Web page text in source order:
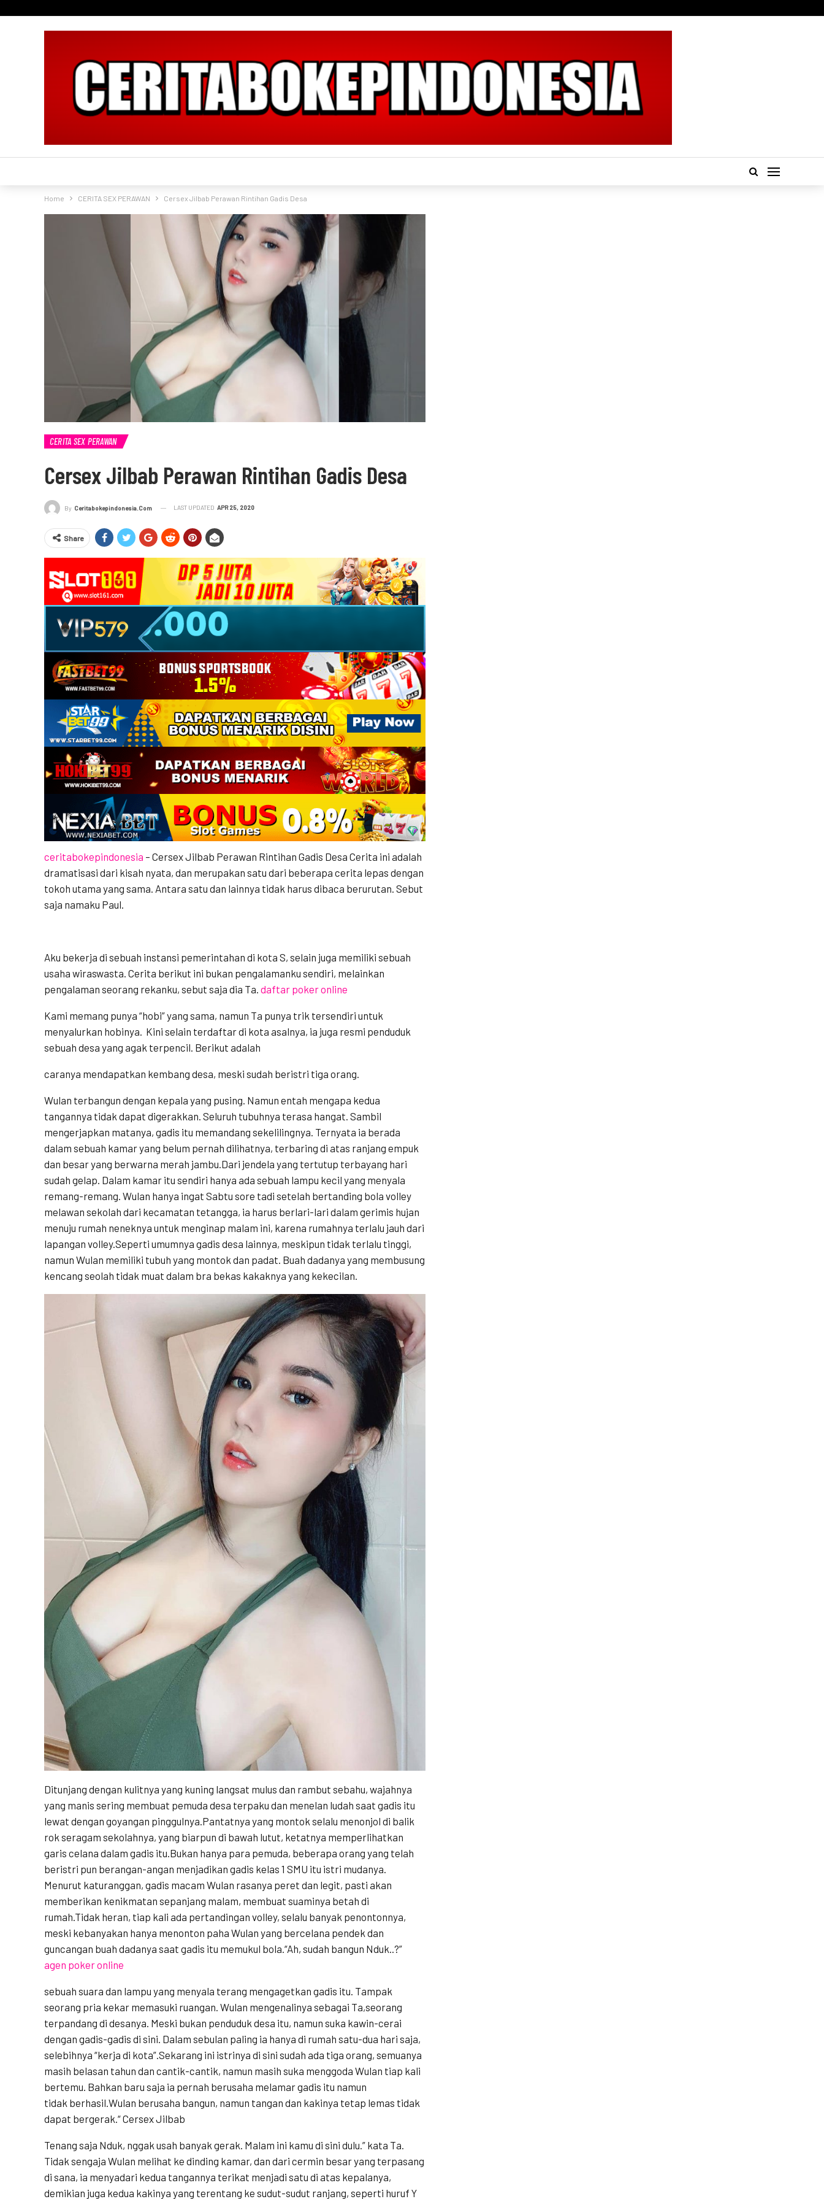
Home CERITA SEX PERAWAN Cersex Jilbab Perawan Rintihan Gadis Desa
CERITA SEX PERAWAN
Cersex Jilbab Perawan Rintihan Gadis Desa
By Ceritabokepindonesia.com LAST UPDATED APR 25, 2020
Share
ceritabokepindonesia – Cersex Jilbab Perawan Rintihan Gadis Desa Cerita ini adalah
dramatisasi dari kisah nyata, dan merupakan satu dari beberapa cerita lepas dengan
tokoh utama yang sama. Antara satu dan lainnya tidak harus dibaca berurutan. Sebut
saja namaku Paul.
Aku bekerja di sebuah instansi pemerintahan di kota S, selain juga memiliki sebuah
usaha wiraswasta. Cerita berikut ini bukan pengalamanku sendiri, melainkan
pengalaman seorang rekanku, sebut saja dia Ta. daftar poker online
Kami memang punya “hobi” yang sama, namun Ta punya trik tersendiri untuk
menyalurkan hobinya. Kini selain terdaftar di kota asalnya, ia juga resmi penduduk
sebuah desa yang agak terpencil. Berikut adalah
caranya mendapatkan kembang desa, meski sudah beristri tiga orang.
Wulan terbangun dengan kepala yang pusing. Namun entah mengapa kedua
tangannya tidak dapat digerakkan. Seluruh tubuhnya terasa hangat. Sambil
mengerjapkan matanya, gadis itu memandang sekelilingnya. Ternyata ia berada
dalam sebuah kamar yang belum pernah dilihatnya, terbaring di atas ranjang empuk
dan besar yang berwarna merah jambu.Dari jendela yang tertutup terbayang hari
sudah gelap. Dalam kamar itu sendiri hanya ada sebuah lampu kecil yang menyala
remang-remang. Wulan hanya ingat Sabtu sore tadi setelah bertanding bola volley
melawan sekolah dari kecamatan tetangga, ia harus berlari-lari dalam gerimis hujan
menuju rumah neneknya untuk menginap malam ini, karena rumahnya terlalu jauh dari
lapangan volley.Seperti umumnya gadis desa lainnya, meskipun tidak terlalu tinggi,
namun Wulan memiliki tubuh yang montok dan padat. Buah dadanya yang membusung
kencang seolah tidak muat dalam bra bekas kakaknya yang kekecilan.
Ditunjang dengan kulitnya yang kuning langsat mulus dan rambut sebahu, wajahnya
yang manis sering membuat pemuda desa terpaku dan menelan ludah saat gadis itu
lewat dengan goyangan pinggulnya.Pantatnya yang montok selalu menonjol di balik
rok seragam sekolahnya, yang biarpun di bawah lutut, ketatnya memperlihatkan
garis celana dalam gadis itu.Bukan hanya para pemuda, beberapa orang yang telah
beristri pun berangan-angan menjadikan gadis kelas 1 SMU itu istri mudanya.
Menurut katuranggan, gadis macam Wulan rasanya peret dan legit, pasti akan
memberikan kenikmatan sepanjang malam, membuat suaminya betah di
rumah.Tidak heran, tiap kali ada pertandingan volley, selalu banyak penontonnya,
meski kebanyakan hanya menonton paha Wulan yang bercelana pendek dan
guncangan buah dadanya saat gadis itu memukul bola.“Ah, sudah bangun Nduk..?”
agen poker online
sebuah suara dan lampu yang menyala terang mengagetkan gadis itu. Tampak
seorang pria kekar memasuki ruangan. Wulan mengenalinya sebagai Ta,seorang
terpandang di desanya. Meski bukan penduduk desa itu, namun suka kawin-cerai
dengan gadis-gadis di sini. Dalam sebulan paling ia hanya di rumah satu-dua hari saja,
selebihnya “kerja di kota”.Sekarang ini istrinya di sini sudah ada tiga orang, semuanya
masih belasan tahun dan cantik-cantik, namun masih suka menggoda Wulan tiap kali
bertemu. Bahkan baru saja ia pernah berusaha melamar gadis itu namun
tidak berhasil.Wulan berusaha bangun, namun tangan dan kakinya tetap lemas tidak
dapat bergerak.“ Cersex Jilbab
Tenang saja Nduk, nggak usah banyak gerak. Malam ini kamu di sini dulu.” kata Ta.
Tidak sengaja Wulan melihat ke dinding kamar, dan dari cermin besar yang terpasang
di sana, ia menyadari kedua tangannya terikat menjadi satu di atas kepalanya,
demikian juga kedua kakinya yang terentang ke sudut-sudut ranjang, seperti huruf Y